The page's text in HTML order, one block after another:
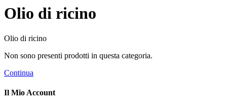
Olio di ricino
Olio di ricino
Non sono presenti prodotti in questa categoria.
Continua
Il Mio Account